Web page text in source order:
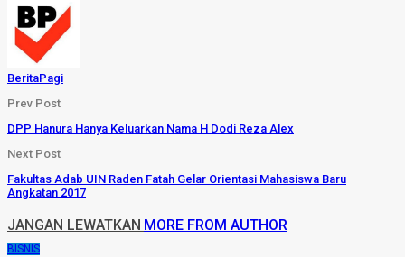
BeritaPagi
Prev Post
DPP Hanura Hanya Keluarkan Nama H Dodi Reza Alex
Next Post
Fakultas Adab UIN Raden Fatah Gelar Orientasi Mahasiswa Baru
Angkatan 2017
JANGAN LEWATKAN MORE FROM AUTHOR
BISNIS